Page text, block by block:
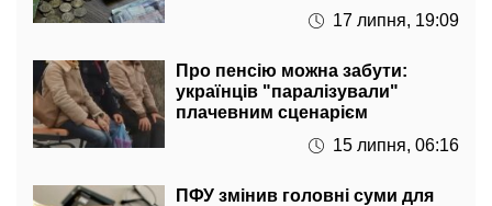
Про пенсію можна забути:
плачевним сценарієм
15 липня, 06:16
ПФУ змінив головні суми для
пенсіонерах та виплатах